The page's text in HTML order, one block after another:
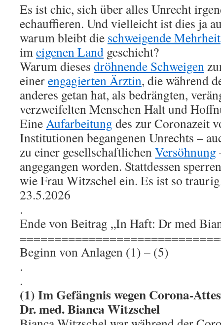
Es ist chic, sich über alles Unrecht
echauffieren. Und vielleicht ist dies ja
warum bleibt die schweigende Mehrheit
imeigenen Land geschieht?
Warum dieses dröhnende Schweigen
einerengagierten Ärztin, die während
anderes getan hat, als bedrängten,
verzweifelten Menschen Halt und
EineAufarbeitung des zur Coronazeit
Institutionen begangenen Unrechts –
zu einer gesellschaftlichenVersöhnung
angegangen worden. Stattdessen
wie Frau Witzschel ein. Es ist so
23.5.2026
.
Ende von Beitrag „In Haft: Dr med
Beginn von Anlagen (1) – (5)
.
.
(1) Im Gefängnis wegen Corona-
Dr. med. Bianca Witzschel